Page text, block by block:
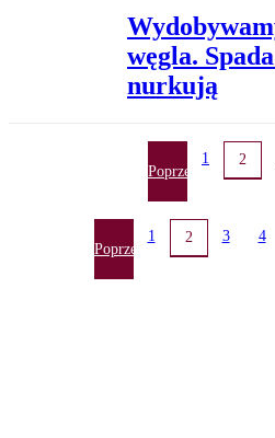
węgla.
nurkują
Poprzednia
1 2
Poprzednia
1 2 3 4